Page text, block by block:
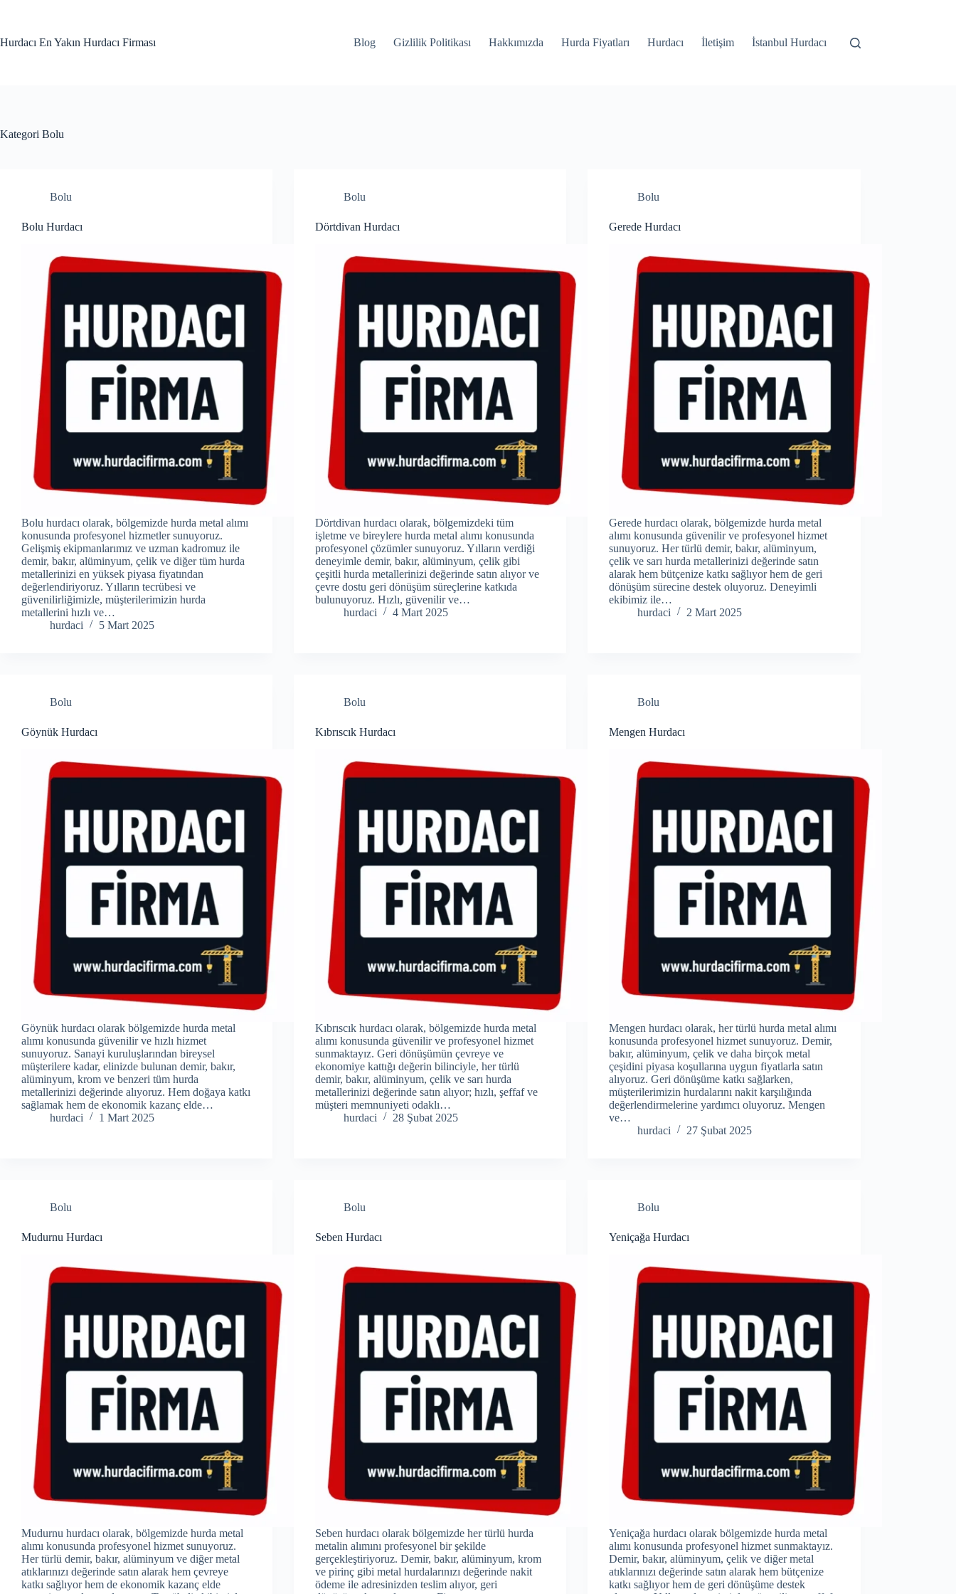
Hurdacı En Yakın Hurdacı Firması
Blog Gizlilik Politikası Hakkımızda Hurda Fiyatları Hurdacı İletişim İstanbul Hurdacı
Kategori Bolu
Bolu
Bolu Hurdacı
Bolu hurdacı olarak, bölgemizde hurda metal alımı
konusunda profesyonel hizmetler sunuyoruz.
Gelişmiş ekipmanlarımız ve uzman kadromuz ile
demir, bakır, alüminyum, çelik ve diğer tüm hurda
metallerinizi en yüksek piyasa fiyatından
değerlendiriyoruz. Yılların tecrübesi ve
güvenilirliğimizle, müşterilerimizin hurda
metallerini hızlı ve…
hurdaci
5 Mart 2025
Bolu
Dörtdivan Hurdacı
Dörtdivan hurdacı olarak, bölgemizdeki tüm
işletme ve bireylere hurda metal alımı konusunda
profesyonel çözümler sunuyoruz. Yılların verdiği
deneyimle demir, bakır, alüminyum, çelik gibi
çeşitli hurda metallerinizi değerinde satın alıyor ve
çevre dostu geri dönüşüm süreçlerine katkıda
bulunuyoruz. Hızlı, güvenilir ve…
hurdaci
4 Mart 2025
Bolu
Gerede Hurdacı
Gerede hurdacı olarak, bölgemizde hurda metal
alımı konusunda güvenilir ve profesyonel hizmet
sunuyoruz. Her türlü demir, bakır, alüminyum,
çelik ve sarı hurda metallerinizi değerinde satın
alarak hem bütçenize katkı sağlıyor hem de geri
dönüşüm sürecine destek oluyoruz. Deneyimli
ekibimiz ile…
hurdaci
2 Mart 2025
Bolu
Göynük Hurdacı
Göynük hurdacı olarak bölgemizde hurda metal
alımı konusunda güvenilir ve hızlı hizmet
sunuyoruz. Sanayi kuruluşlarından bireysel
müşterilere kadar, elinizde bulunan demir, bakır,
alüminyum, krom ve benzeri tüm hurda
metallerinizi değerinde alıyoruz. Hem doğaya katkı
sağlamak hem de ekonomik kazanç elde…
hurdaci
1 Mart 2025
Bolu
Kıbrıscık Hurdacı
Kıbrıscık hurdacı olarak, bölgemizde hurda metal
alımı konusunda güvenilir ve profesyonel hizmet
sunmaktayız. Geri dönüşümün çevreye ve
ekonomiye kattığı değerin bilinciyle, her türlü
demir, bakır, alüminyum, çelik ve sarı hurda
metallerinizi değerinde satın alıyor; hızlı, şeffaf ve
müşteri memnuniyeti odaklı…
hurdaci
28 Şubat 2025
Bolu
Mengen Hurdacı
Mengen hurdacı olarak, her türlü hurda metal alımı
konusunda profesyonel hizmet sunuyoruz. Demir,
bakır, alüminyum, çelik ve daha birçok metal
çeşidini piyasa koşullarına uygun fiyatlarla satın
alıyoruz. Geri dönüşüme katkı sağlarken,
müşterilerimizin hurdalarını nakit karşılığında
değerlendirmelerine yardımcı oluyoruz. Mengen
ve…
hurdaci
27 Şubat 2025
Bolu
Mudurnu Hurdacı
Mudurnu hurdacı olarak, bölgemizde hurda metal
alımı konusunda profesyonel hizmet sunuyoruz.
Her türlü demir, bakır, alüminyum ve diğer metal
atıklarınızı değerinde satın alarak hem çevreye
katkı sağlıyor hem de ekonomik kazanç elde
Bolu
Seben Hurdacı
Seben hurdacı olarak bölgemizde her türlü hurda
metalin alımını profesyonel bir şekilde
gerçekleştiriyoruz. Demir, bakır, alüminyum, krom
ve pirinç gibi metal hurdalarınızı değerinde nakit
ödeme ile adresinizden teslim alıyor, geri
Bolu
Yeniçağa Hurdacı
Yeniçağa hurdacı olarak bölgemizde hurda metal
alımı konusunda profesyonel hizmet sunmaktayız.
Demir, bakır, alüminyum, çelik ve diğer metal
atıklarınızı değerinde satın alarak hem bütçenize
katkı sağlıyor hem de geri dönüşüme destek